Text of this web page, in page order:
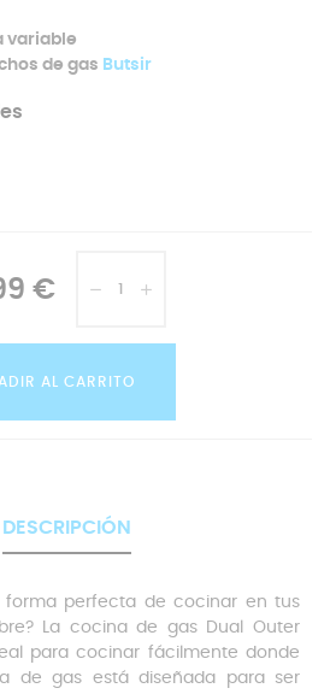
variable
de gas Butsir
€
AL CARRITO
DESCRIPCIÓN
forma perfecta de cocinar en tus
La cocina de gas Dual Outer
para cocinar fácilmente donde
de gas está diseñada para ser